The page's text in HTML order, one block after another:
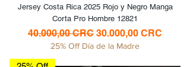
Jersey Costa Rica 2025 Rojo y Negro Manga
Corta Pro Hombre 12821
Precio
40.000,00 CRC Precio de oferta
30.000,00 CRC
25% Off Día de la Madre